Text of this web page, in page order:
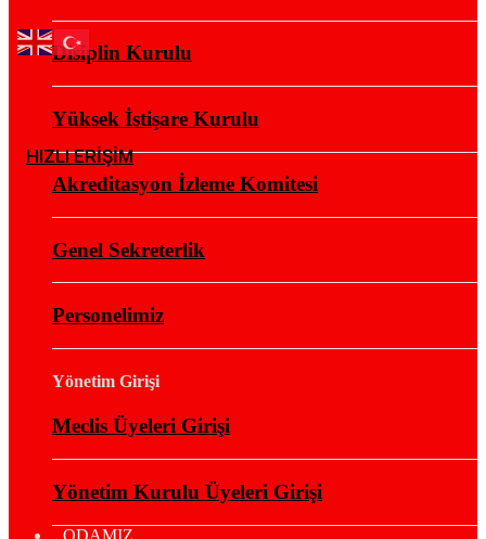
HIZLI ERİŞİM
Disiplin Kurulu
Yüksek İstişare Kurulu
Akreditasyon İzleme Komitesi
Genel Sekreterlik
Personelimiz
Yönetim Girişi
Meclis Üyeleri Girişi
Yönetim Kurulu Üyeleri Girişi
ODAMIZ